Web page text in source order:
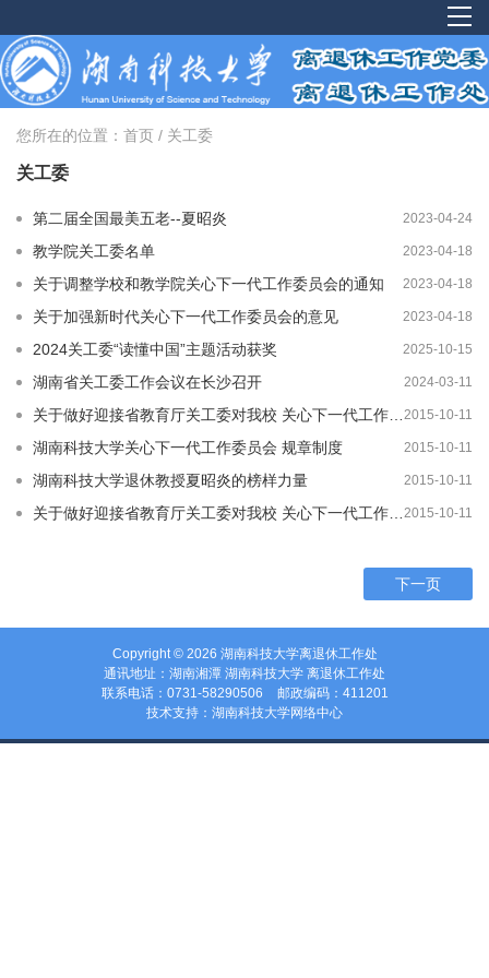
您所在的位置： 首页 / 关工委
关工委
2023-04-24
第二届全国最美五老--夏昭炎
2023-04-18
教学院关工委名单
2023-04-18
关于调整学校和教学院关心下一代工作委员会的通知
2023-04-18
关于加强新时代关心下一代工作委员会的意见
2025-10-15
2024关工委“读懂中国”主题活动获奖
2024-03-11
湖南省关工委工作会议在长沙召开
2015-10-11
关于做好迎接省教育厅关工委对我校 关心下一代工作考核评估的宣传纲要
2015-10-11
湖南科技大学关心下一代工作委员会 规章制度
2015-10-11
湖南科技大学退休教授夏昭炎的榜样力量
2015-10-11
关于做好迎接省教育厅关工委对我校 关心下一代工作考核评估的实施方案
下一页
Copyright © 2026 湖南科技大学离退休工作处
通讯地址：湖南湘潭 湖南科技大学 离退休工作处
联系电话：0731-58290506
邮政编码：411201
技术支持：湖南科技大学网络中心